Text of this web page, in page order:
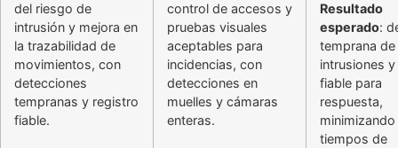
del riesgo de
intrusión y mejora en
la trazabilidad de
movimientos, con
detecciones
tempranas y registro
fiable.
control de accesos y
pruebas visuales
aceptables para
incidencias, con
detecciones en
muelles y cámaras
enteras.
Resultado
esperado:
temprana de
intrusiones
fiable para
respuesta,
minimizando
tiempos de